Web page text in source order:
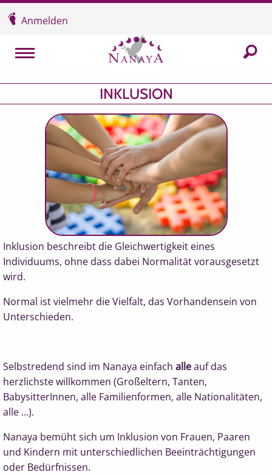
Überspringen und zum Inhalt
Anmelden
MENU In
INKLUSION
Inklusion beschreibt die Gleichwertigkeit eines
Individuums, ohne dass dabei Normalität vorausgesetzt
wird.
Normal ist vielmehr die Vielfalt, das Vorhandensein von
Unterschieden.
Selbstredend sind im Nanaya einfach alleauf das
herzlichste willkommen (Großeltern, Tanten,
BabysitterInnen, alle Familienformen, alle Nationalitäten,
alle ...).
Nanaya bemüht sich um Inklusion von Frauen, Paaren
und Kindern mit unterschiedlichen Beeinträchtigungen
oder Bedürfnissen.